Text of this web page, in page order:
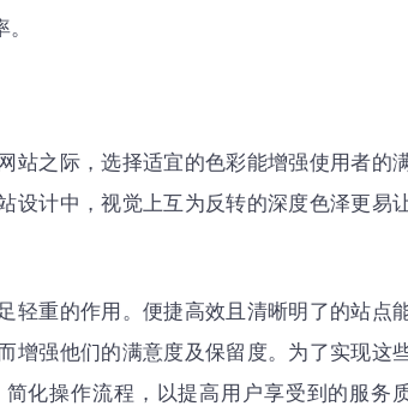
站之际，选择适宜的色彩能增强使用者的
设计中，视觉上互为反转的深度色泽更易
轻重的作用。便捷高效且清晰明了的站点
增强他们的满意度及保留度。为了实现这
化操作流程，以提高用户享受到的服务